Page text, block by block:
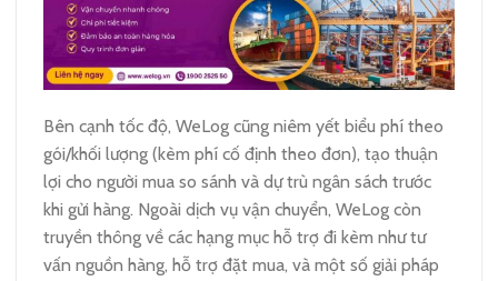
Bên cạnh tốc độ, WeLog cũng niêm yết biểu phí theo
gói/khối lượng (kèm phí cố định theo đơn), tạo thuận
lợi cho người mua so sánh và dự trù ngân sách trước
khi gửi hàng. Ngoài dịch vụ vận chuyển, WeLog còn
truyền thông về các hạng mục hỗ trợ đi kèm như tư
vấn nguồn hàng, hỗ trợ đặt mua, và một số giải pháp